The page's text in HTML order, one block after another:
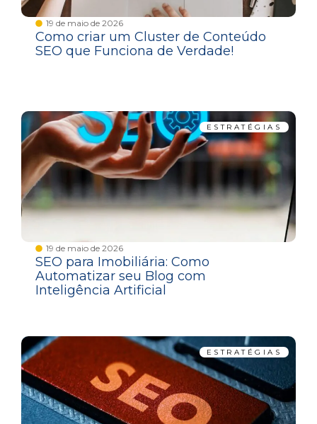
19 de maio de 2026
Como criar um Cluster de Conteúdo
SEO que Funciona de Verdade!
ESTRATÉGIAS
19 de maio de 2026
SEO para Imobiliária: Como
Automatizar seu Blog com
Inteligência Artificial
ESTRATÉGIAS